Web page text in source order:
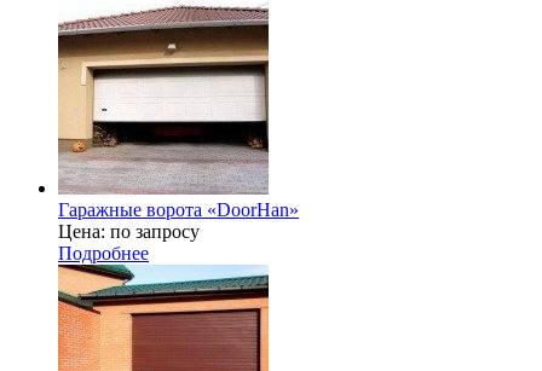
Гаражные ворота «DoorHan»
Цена: по запросу
Подробнее